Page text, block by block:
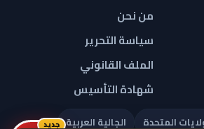
من نحن
سياسة التحرير
الملف القانوني
شهادة التأسيس
المتحدة الجالية العربية جديد